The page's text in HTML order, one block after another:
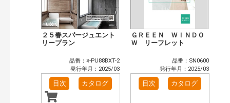
２５春スパージュエント
リープラン
品番：ﾖ-PU88BXT-2
発行年月：2025/03
目次 カタログ
ＧＲＥＥＮ ＷＩＮＤＯ
Ｗ リーフレット
品番：SN0600
発行年月：2025/03
目次 カタログ